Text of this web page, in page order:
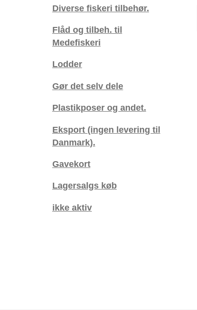
Diverse fiskeri tilbehør.
Flåd og tilbeh. til
Medefiskeri
Lodder
Gør det selv dele
Plastikposer og andet.
Eksport (ingen levering til
Danmark).
Gavekort
Lagersalgs køb
ikke aktiv